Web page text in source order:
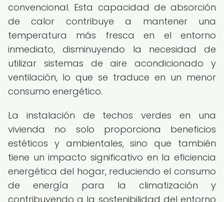
convencional. Esta capacidad de absorción
de calor contribuye a mantener una
temperatura más fresca en el entorno
inmediato, disminuyendo la necesidad de
utilizar sistemas de aire acondicionado y
ventilación, lo que se traduce en un menor
consumo energético.
La instalación de techos verdes en una
vivienda no solo proporciona beneficios
estéticos y ambientales, sino que también
tiene un impacto significativo en la eficiencia
energética del hogar, reduciendo el consumo
de energía para la climatización y
contribuyendo a la sostenibilidad del entorno